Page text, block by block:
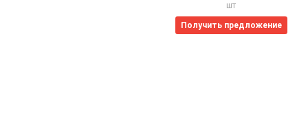
шт
Получить предложение